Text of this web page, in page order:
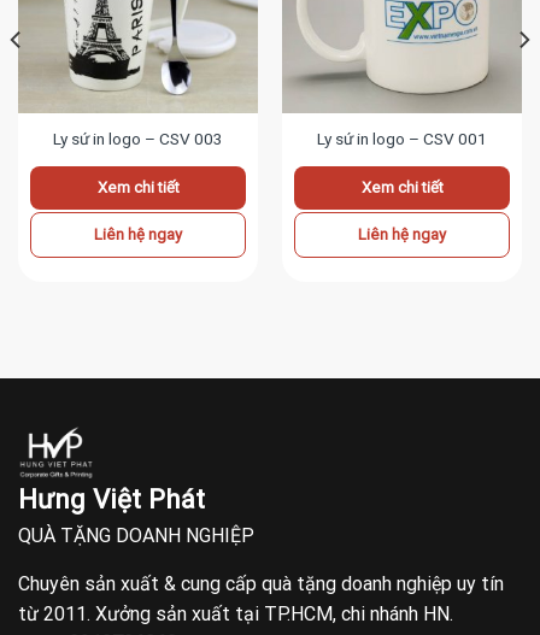
Ly sứ in logo – CSV 003
Xem chi tiết
Liên hệ ngay
Ly sứ in logo – CSV 001
Xem chi tiết
Liên hệ ngay
Hưng Việt Phát
QUÀ TẶNG DOANH NGHIỆP
Chuyên sản xuất & cung cấp quà tặng doanh nghiệp uy tín
từ 2011. Xưởng sản xuất tại TP.HCM, chi nhánh HN.